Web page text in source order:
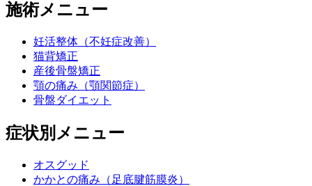
施術メニュー
妊活整体（不妊症改善）
猫背矯正
産後骨盤矯正
顎の痛み（顎関節症）
骨盤ダイエット
症状別メニュー
オスグッド
かかとの痛み（足底腱筋膜炎）